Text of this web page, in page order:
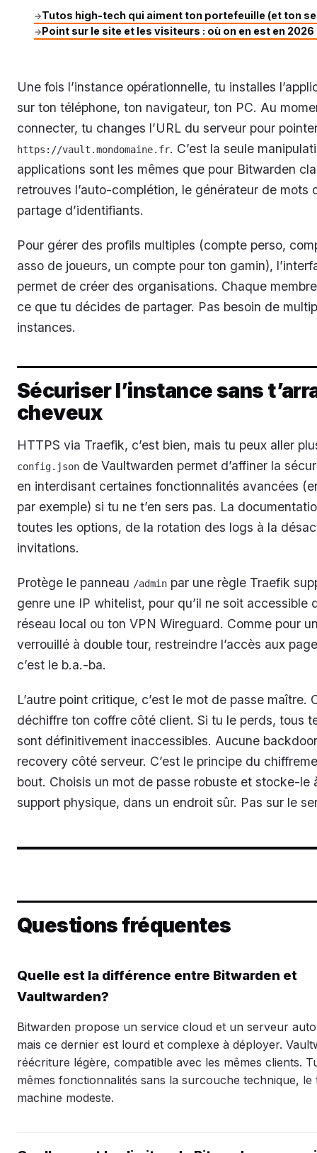
→Tutos high-tech qui aiment ton portefeuille (et ton
→Point sur le site et les visiteurs : où on en est en 2026
Une fois l’instance opérationnelle, tu installes
sur ton téléphone, ton navigateur, ton PC. Au
connecter, tu changes l’URL du serveur pour
https://vault.mondomaine.fr. C’est la seule
applications sont les mêmes que pour Bitwarden
retrouves l’auto-complétion, le générateur de mots
partage d’identifiants.
Pour gérer des profils multiples (compte perso,
asso de joueurs, un compte pour ton gamin),
permet de créer des organisations. Chaque
ce que tu décides de partager. Pas besoin de
instances.
Sécuriser l’instance sans
cheveux
HTTPS via Traefik, c’est bien, mais tu peux aller
config.json de Vaultwarden permet d’affiner la
en interdisant certaines fonctionnalités avancées
par exemple) si tu ne t’en sers pas. La
toutes les options, de la rotation des logs à la
invitations.
Protège le panneau /admin par une règle Traefik
genre une IP whitelist, pour qu’il ne soit accessible
réseau local ou ton VPN Wireguard. Comme pour
verrouillé à double tour, restreindre l’accès aux
c’est le b.a.-ba.
L’autre point critique, c’est le mot de passe maître.
déchiffre ton coffre côté client. Si tu le perds, tous
sont définitivement inaccessibles. Aucune
recovery côté serveur. C’est le principe du
bout. Choisis un mot de passe robuste et stocke-le
support physique, dans un endroit sûr. Pas sur le
Questions fréquentes
Quelle est la différence entre Bitwarden et
Vaultwarden?
Bitwarden propose un service cloud et un serveur
mais ce dernier est lourd et complexe à déployer.
réécriture légère, compatible avec les mêmes clients.
mêmes fonctionnalités sans la surcouche technique,
machine modeste.